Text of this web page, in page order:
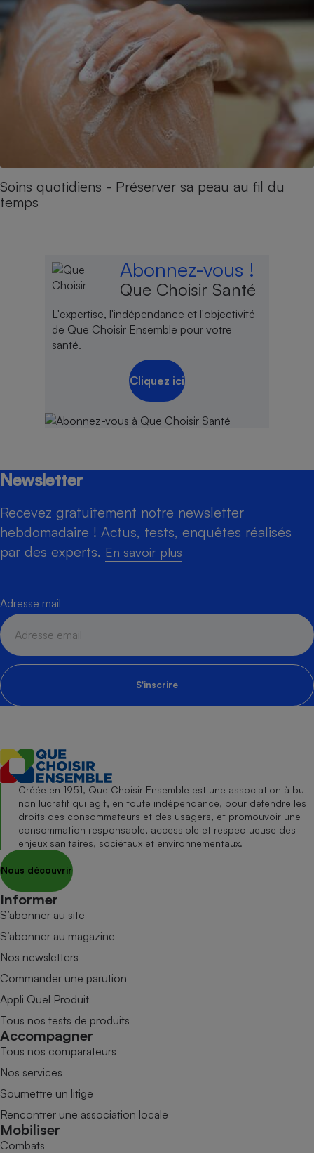
Soins quotidiens - Préserver sa peau au fil du
temps
Abonnez-vous !
Que Choisir Santé
L'expertise, l'indépendance et l'objectivité
de Que Choisir Ensemble pour votre
santé.
Cliquez ici
Newsletter
Recevez gratuitement notre newsletter
hebdomadaire ! Actus, tests, enquêtes réalisés
par des experts. En savoir plus
Adresse mail
S'inscrire
Créée en 1951, Que Choisir Ensemble est une association à but
non lucratif qui agit, en toute indépendance, pour défendre les
droits des consommateurs et des usagers, et promouvoir une
consommation responsable, accessible et respectueuse des
enjeux sanitaires, sociétaux et environnementaux.
Nous découvrir
Informer
S’abonner au site
S’abonner au magazine
Nos newsletters
Commander une parution
Appli Quel Produit
Tous nos tests de produits
Accompagner
Tous nos comparateurs
Nos services
Soumettre un litige
Rencontrer une association locale
Mobiliser
Combats